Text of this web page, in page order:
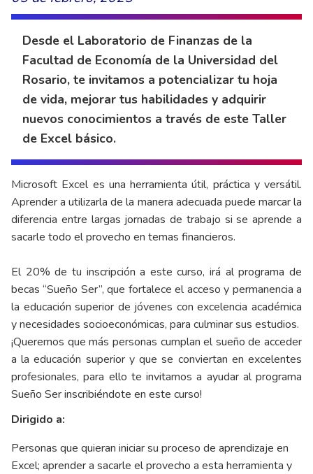
Desde el Laboratorio de Finanzas de la
Facultad de Economía de la Universidad del
Rosario, te invitamos a potencializar tu hoja
de vida, mejorar tus habilidades y adquirir
nuevos conocimientos a través de este Taller
de Excel básico.
Microsoft Excel es una herramienta útil, práctica y versátil.
Aprender a utilizarla de la manera adecuada puede marcar la
diferencia entre largas jornadas de trabajo si se aprende a
sacarle todo el provecho en temas financieros.
El 20% de tu inscripción a este curso, irá al programa de
becas “Sueño Ser”, que fortalece el acceso y permanencia a
la educación superior de jóvenes con excelencia académica
y necesidades socioeconómicas, para culminar sus estudios.
¡Queremos que más personas cumplan el sueño de acceder
a la educación superior y que se conviertan en excelentes
profesionales, para ello te invitamos a ayudar al programa
Sueño Ser inscribiéndote en este curso!
Dirigido a:
Personas que quieran iniciar su proceso de aprendizaje en
Excel; aprender a sacarle el provecho a esta herramienta y